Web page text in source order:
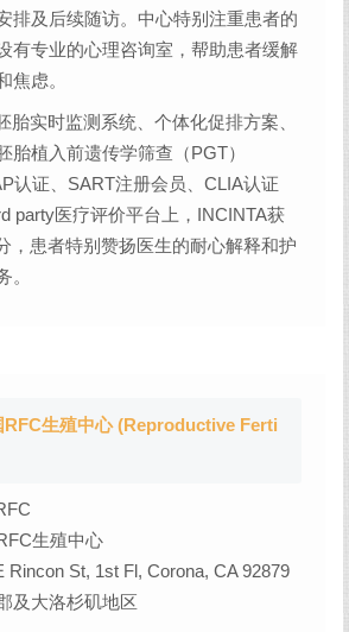
排及后续随访。中心特别注重患者的
有专业的心理咨询室，帮助患者缓解
焦虑。
胎实时监测系统、个体化促排方案、
胎植入前遗传学筛查（PGT）
认证、SART注册会员、CLIA认证
party医疗评价平台上，INCINTA获
，患者特别赞扬医生的耐心解释和护
。
RFC生殖中心 (Reproductive Ferti
生殖中心
Rincon St, 1st Fl, Corona, CA 92879
及大洛杉矶地区